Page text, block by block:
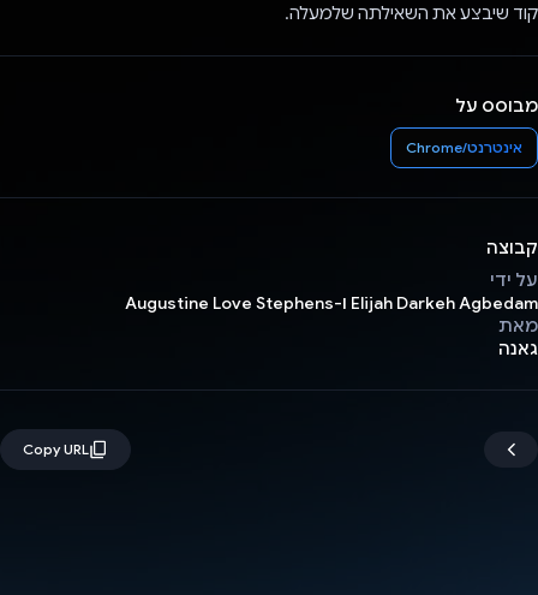
קוד שיבצע את השאילתה שלמעלה.
מבוסס על
אינטרנט/Chrome
קבוצה
על ידי
Elijah Darkeh Agbedam ו-Augustine Love Stephens
מאת
גאנה